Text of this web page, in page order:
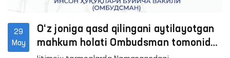
29
May
O‘z joniga qasd qilingani aytilayotgan
mahkum holati Ombudsman tomonidan